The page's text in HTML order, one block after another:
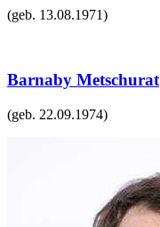
(geb. 13.08.1971)
Barnaby Metschurat
(geb. 22.09.1974)